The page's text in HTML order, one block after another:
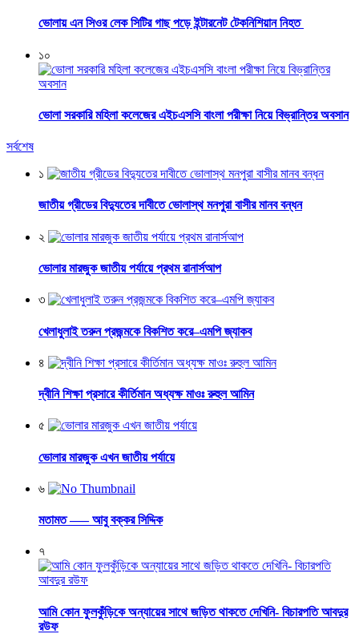
ভোলায় এন সিওর লেক সিটির গাছ পড়ে ইন্টারনেট টেকনিশিয়ান নিহত
১০
ভোলা সরকারি মহিলা কলেজের এইচএসসি বাংলা পরীক্ষা নিয়ে বিভ্রান্তির অবসান
সর্বশেষ
১
জাতীয় গ্রীডের বিদ্যুতের দাবীতে ভোলাস্থ মনপুরা বাসীর মানব বন্ধন
২
ভোলার মারজুক জাতীয় পর্যায়ে প্রথম রানার্সআপ
৩
খেলাধুলাই তরুন প্রজন্মকে বিকশিত করে–এমপি জ্যাকব
৪
দ্বীনি শিক্ষা প্রসারে কীর্তিমান অধ্যক্ষ মাওঃ রুহুল আমিন
৫
ভোলার মারজুক এখন জাতীয় পর্যায়ে
৬
মতামত —– আবু বক্কর সিদ্দিক
৭
আমি কোন ফুলকুঁড়িকে অন্যায়ের সাথে জড়িত থাকতে দেখিনি- বিচারপতি আবদুর
রউফ